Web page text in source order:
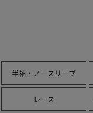
半袖・ノースリーブ
レース